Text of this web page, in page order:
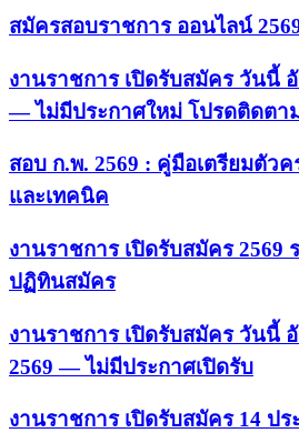
สมัครสอบราชการ ออนไลน์
งานราชการ เปิดรับสมัคร วันนี้ อั
— ไม่มีประกาศใหม่ โปรดติดตา
สอบ ก.พ. 2569 : คู่มือเตรียมตัว
และเทคนิค
งานราชการ เปิดรับสมัคร 2569
ปฏิทินสมัคร
งานราชการ เปิดรับสมัคร วันนี้
2569 — ไม่มีประกาศเปิดรับ
งานราชการ เปิดรับสมัคร 14 ปร